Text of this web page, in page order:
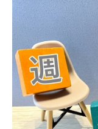
動画
資料ダウンロード
InfoLoungeとは
利用規約